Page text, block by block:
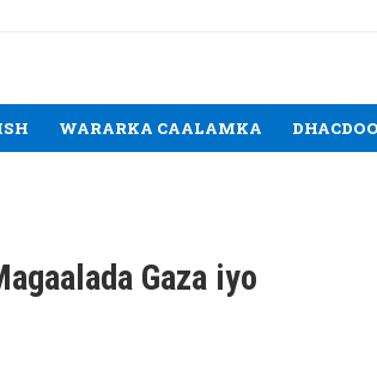
WARARKA CAALAMKA
Gaza iyo